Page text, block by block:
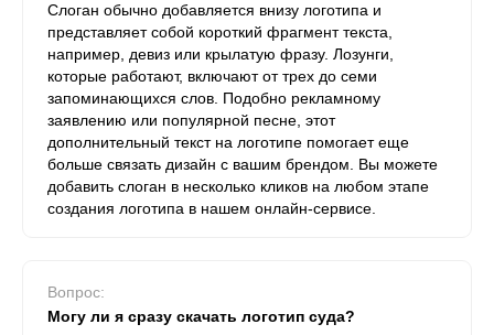
Слоган обычно добавляется внизу логотипа и
представляет собой короткий фрагмент текста,
например, девиз или крылатую фразу. Лозунги,
которые работают, включают от трех до семи
запоминающихся слов. Подобно рекламному
заявлению или популярной песне, этот
дополнительный текст на логотипе помогает еще
больше связать дизайн с вашим брендом. Вы можете
добавить слоган в несколько кликов на любом этапе
создания логотипа в нашем онлайн-сервисе.
Вопрос:
Могу ли я сразу скачать логотип суда?